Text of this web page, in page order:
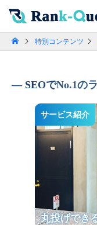
特別コンテンツ
SEOでNo.1の
サービス紹介
丸投げでき